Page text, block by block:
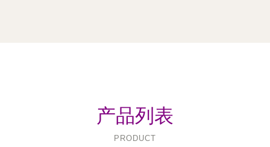
产品列表
PRODUCT